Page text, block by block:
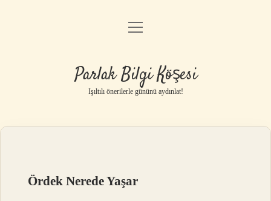
Anasayfa
Yasal Uyarı
menüyü
Parlak Bilgi Köşesi
Işıltılı önerilerle gününü aydınlat!
Ördek Nerede Yaşar